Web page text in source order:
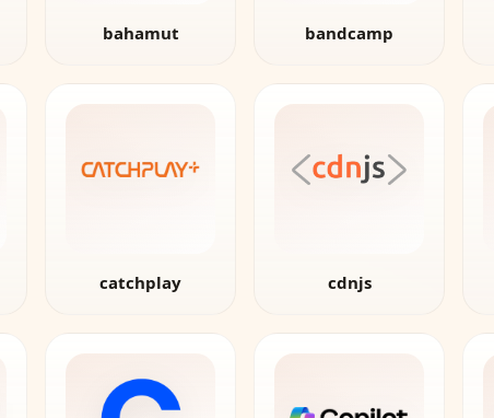
bahamut bandcamp
catchplay cdnjs